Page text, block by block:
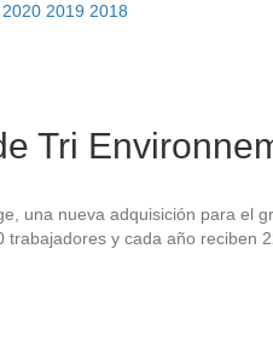
2020 2019 2018
Tri
una nueva adquisición para el
trabajadores y cada año reciben